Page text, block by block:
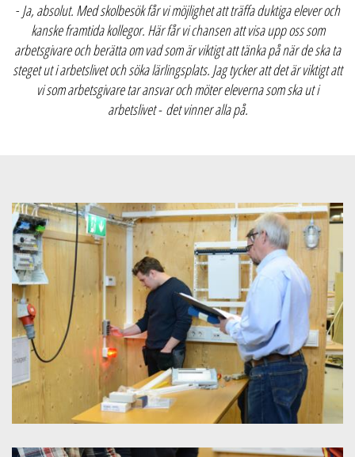
- Ja, absolut. Med skolbesök får vi möjlighet att träffa duktiga elever och
kanske framtida kollegor. Här får vi chansen att visa upp oss som
arbetsgivare och berätta om vad som är viktigt att tänka på när de ska ta
steget ut i arbetslivet och söka lärlingsplats. Jag tycker att det är viktigt att
vi som arbetsgivare tar ansvar och möter eleverna som ska ut i
arbetslivet - det vinner alla på.